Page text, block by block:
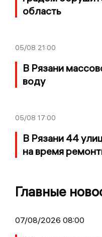
область
05/08 21:00
В Рязани
воду
05/08 17:00
В Рязани 44
на время
Главные
07/08/2026 08:00